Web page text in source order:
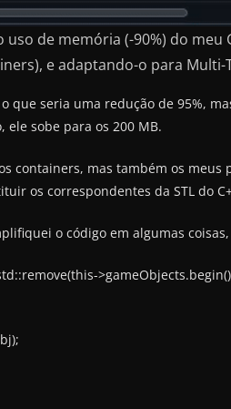
uso de memória (-90%) do meu
e adaptando-o para
que seria uma redução de 95%,
ele sobe para os 200 MB.
containers, mas também os
os correspondentes da STL do
o código em algumas